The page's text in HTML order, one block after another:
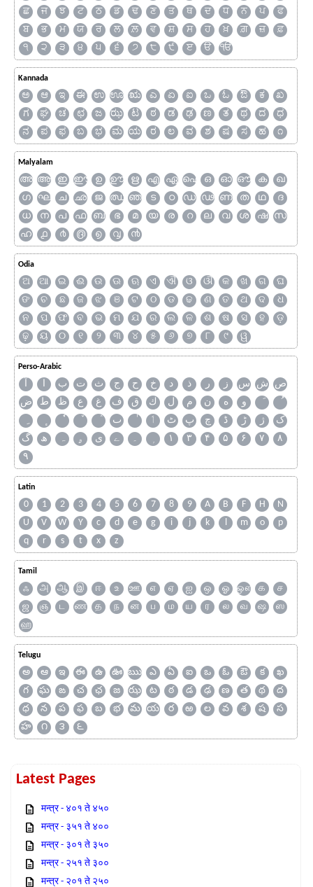
ਛ
ਜ ਝ ਟ ਠ ਡ ਢ ਣ ਤ ਥ ਦ ਧ ਨ ਪ
ਫ
ਬ
ਭ ਮ ਯ ਰ ਲ ਲ਼ ਵ ਸ਼ ਸ ਹ ਖ਼ ਗ਼ ਜ਼
ਫ਼
੧
੨ ੩ ੪ ੫ ੬ ੭ ੮ ੯ ੲ ੳ ੴ
Kannada
ಅ ಆ ಇ ಈ ಉ ಊ ಋ ಎ ಏ ಐ ಒ ಓ ಔ ಕ
ಖ
ಗ
ಘ ಚ ಛ ಜ ಝ ಟ ಠ ಡ ಢ ಣ ತ ಥ ದ
ಧ
ನ
ಪ ಫ ಬ ಭ ಮ ಯ ರ ಲ ವ ಶ ಷ ಸ ಹ ೧
Malyalam
അ ആ ഇ ഈ ഉ ഊ ഋ എ ഏ ഐ ഒ ഓ ഔ ക
ഖ
ഗ
ഘ ച ഛ ജ ഝ ഞ ട ഠ ഡ ഢ ണ ത ഥ
ദ
ധ
ന പ ഫ ബ ഭ മ യ ര റ ല വ ശ ഷ
സ
ഹ
൧ ൪ ൫ ൭ ൮ ൯
Odia
ଅ ଆ ଇ ଈ ଉ ଊ ଋ ଏ ଐ ଓ ଔ କ ଖ ଗ
ଘ
ଙ
ଚ ଛ ଜ ଝ ଞ ଟ ଠ ଡ ଢ ଣ ତ ଥ ଦ
ଧ
ନ
ପ ଫ ବ ଭ ମ ଯ ର ଲ ଳ ଶ ଷ ସ ହ
ଡ଼
ଢ଼
ୟ ୦ ୧ ୨ ୩ ୪ ୫ ୬ ୭ ୮ ୯ ୱ
Perso-Arabic
آ ا ب ت ث ج ح خ د ذ ر ز س ش ص
ض
ط ظ ع غ ف ق ك ل م ن ه
و
ٮ
ٲ ٹ پ چ ڈ ڑ ژ
ک
گ
ھ ہ ۄ ی ے ۔ ۱ ۳ ۴ ۵ ۶ ۷
۸
۹
Latin
0 1 2 3 4 5 6 7 8 9 A B F H
N
U
V W Y c d e g i j k l m o
p
q
r s t x z
Tamil
ஃ அ ஆ இ ஈ உ ஊ எ ஏ ஐ ஒ ஓ ஔ க
ச
ஜ
ஞ ட ண த ந ன ப ம ய ர ல வ ஷ
ஸ
ஹ
Telugu
అ ఆ ఇ ఈ ఉ ఊ ఋ ఎ ఏ ఐ ఒ ఓ ఔ క
ఖ
గ
ఘ ఙ చ ఛ జ ఝ ట ఠ డ ఢ ణ త థ
ద
ధ
న ప ఫ బ భ మ య ర ఱ ల వ శ ష
స
హ
౧ ౩ ౬
Latest Pages
मन्त्र - ४०१ ते ४५०
मन्त्र - ३५१ ते ४००
मन्त्र - ३०१ ते ३५०
मन्त्र - २५१ ते ३००
मन्त्र - २०१ ते २५०